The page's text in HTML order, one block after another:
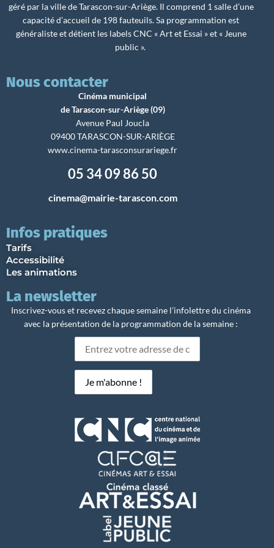
géré par la ville de Tarascon-sur-Ariège. Il comprend 1 salle d’une
capacité d’accueil de 198 fauteuils. Sa programmation est
généraliste et détient les labels CNC « Art et Essai » et « Jeune
public ».
Nous contacter
Cinéma municipal
de Tarascon-sur-Ariège (09)
Avenue Paul Joucla
09400 TARASCON-SUR-ARIÈGE
www.cinema-tarasconsurariege.fr
05 34 09 86 50
cinema@mairie-tarascon.com
Infos pratiques
Tarifs
Accessibilité
Les animations
La newsletter
Inscrivez-vous et recevez chaque semaine l’infolettre du cinéma
avec la présentation de la programmation de la semaine :